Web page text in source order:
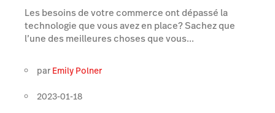
Les besoins de votre commerce ont dépassé la
technologie que vous avez en place? Sachez que
l’une des meilleures choses que vous...
par Emily Polner
2023-01-18